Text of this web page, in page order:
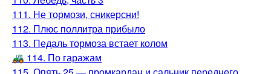
111. Не тормози, сникерсни!
112. Плюс поллитра прибыло
113. Педаль тормоза встает колом
🚜 114. По гаражам